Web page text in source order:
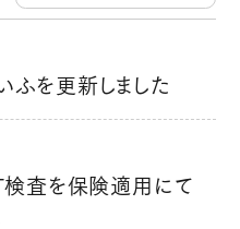
ふを更新しました
検査を保険適用にて